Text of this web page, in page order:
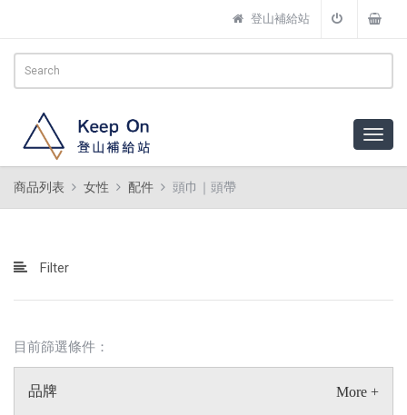
登山補給站
商品列表 女性 配件 頭巾｜頭帶
Filter
目前篩選條件：
品牌